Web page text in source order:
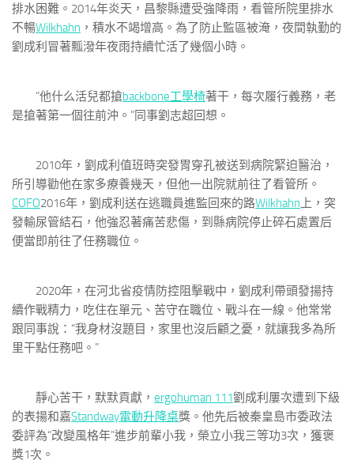
排水困難。2014年炎天，昌黎縣遭受強降雨，看管所院里排水
不暢Wilkhahn ，積水不竭增高。為了防止監區被淹，夜間執勤的
劉成利冒著瓢潑年夜雨持續忙活了幾個小時。
“他什么活兒都搶backbone工學椅著干，每次履行義務，老
是搶著第一個往前沖。”同事劉志超回想。
2010年，劉成利值班時突發胃穿孔被送到病院緊迫醫治，
所引導勸他在家多療養幾天，但他一出院就前往了看管所。
COFO2016年，劉成利送在逃職員進監回來的路Wilkhahn 上，突
發輸尿管結石，他強忍著痛苦悲傷，到縣病院停止碎石處置后
便當即前往了任務職位。
2020年，在河北省疫情防控阻擊戰中，劉成利帶頭發揚持
續作戰精力，吃住在單元、苦守在職位、戰斗在一線。他常常
跟同事說：“我身材沒題目，家里也沒后顧之憂，就讓我多為所
里干點任務吧。”
靜心苦干，默默貢獻， ergohuman 111劉成利屢次遭到下級
的表揚和嘉Standway電動升降桌獎。他先后被秦皇島市委政法
委評為“改變風格年”進步前輩小我，榮立小我三等功3次，獲褒
獎1次。